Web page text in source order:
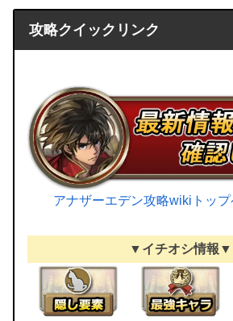
攻略クイックリンク
アナザーエデン攻略wikiトッ
▼イチオシ情報▼